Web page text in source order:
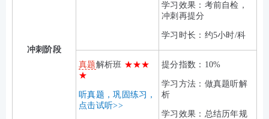
冲刺阶段
学习效果：考前自检，
冲刺再提分
学习时长：约5小时/科
真题解析班 ★★★
★
听真题，巩固练习，
点击试听>>
提分指数：10%
学习方法：做真题听解
析
学习效果：总结历年规